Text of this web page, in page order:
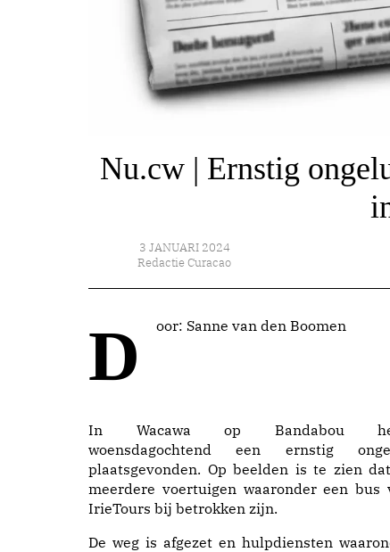
Nu.cw | Ernstig
3 JANUARI 2024
Redactie Curacao
Door: Sanne van den Boomen
In Wacawa op Bandabou
woensdagochtend een ernstig
plaatsgevonden. Op beelden is te zien
meerdere voertuigen waaronder een bus
IrieTours bij betrokken zijn.
De weg is afgezet en hulpdiensten